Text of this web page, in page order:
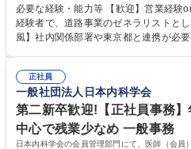
制度やキャリア支援が充実しております！ ※下
管理部門：広報、人事、経理など当公
門：駐車場の新規開拓、管理運営、新
道路施設や道路工事現場の見学ツアー
へ配属。※業務内容変更の範囲：会社の定める業務 募集
ープ】総合職（事務）◇残業月平均9時
必要な経験・能力等 【歓迎】営業経験
経験者で、道路事業のゼネラリストと
風】社内関係部署や東京都と連携が必
部門など多岐に渡る業務を経験できま
事業の他、新宿駅西口広場内に設置さ
イン」の管理運営を行うなど、事業収
います。 学歴・資格 学歴：大学院 大学 高専 短大 専修学校 高校 語学力：
資格：
正社員
一般社団法人日本内科学会
第二新卒歓迎!【正社員事務
中心で残業少なめ 一般事務
日本内科学会の会員管理部門にて、医師（会員